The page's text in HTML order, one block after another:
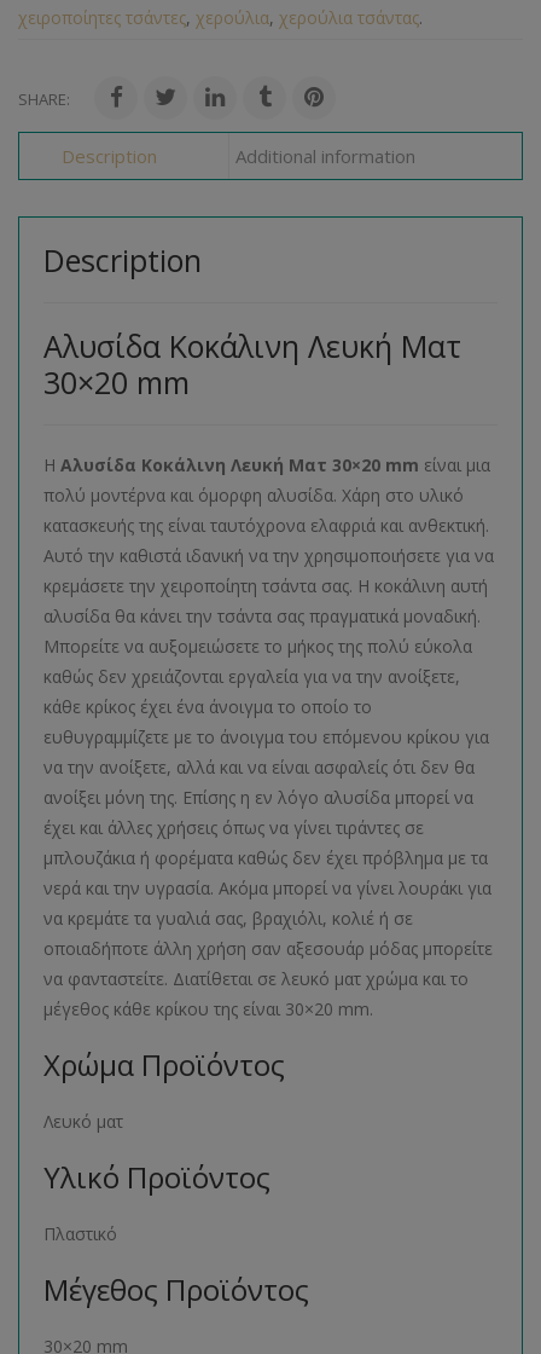
χειροποίητες τσάντες, χερούλια, χερούλια τσάντας.
SHARE:
Description Additional information
Description
Αλυσίδα Κοκάλινη Λευκή Ματ
30×20 mm
Η Αλυσίδα Κοκάλινη Λευκή Ματ 30×20 mm είναι μια
πολύ μοντέρνα και όμορφη αλυσίδα. Χάρη στο υλικό
κατασκευής της είναι ταυτόχρονα ελαφριά και ανθεκτική.
Αυτό την καθιστά ιδανική να την χρησιμοποιήσετε για να
κρεμάσετε την χειροποίητη τσάντα σας. Η κοκάλινη αυτή
αλυσίδα θα κάνει την τσάντα σας πραγματικά μοναδική.
Μπορείτε να αυξομειώσετε το μήκος της πολύ εύκολα
καθώς δεν χρειάζονται εργαλεία για να την ανοίξετε,
κάθε κρίκος έχει ένα άνοιγμα το οποίο το
ευθυγραμμίζετε με το άνοιγμα του επόμενου κρίκου για
να την ανοίξετε, αλλά και να είναι ασφαλείς ότι δεν θα
ανοίξει μόνη της. Επίσης η εν λόγο αλυσίδα μπορεί να
έχει και άλλες χρήσεις όπως να γίνει τιράντες σε
μπλουζάκια ή φορέματα καθώς δεν έχει πρόβλημα με τα
νερά και την υγρασία. Ακόμα μπορεί να γίνει λουράκι για
να κρεμάτε τα γυαλιά σας, βραχιόλι, κολιέ ή σε
οποιαδήποτε άλλη χρήση σαν αξεσουάρ μόδας μπορείτε
να φανταστείτε. Διατίθεται σε λευκό ματ χρώμα και το
μέγεθος κάθε κρίκου της είναι 30×20 mm.
Χρώμα Προϊόντος
Λευκό ματ
Υλικό Προϊόντος
Πλαστικό
Μέγεθος Προϊόντος
30×20 mm